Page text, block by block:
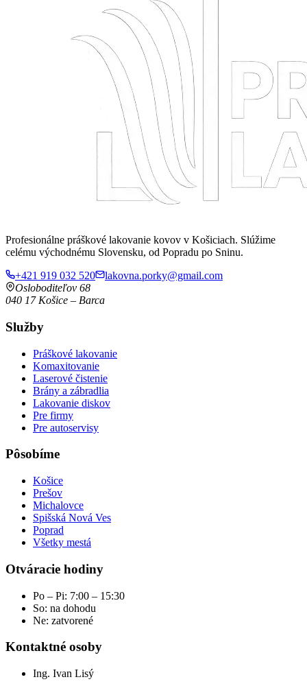
Profesionálne práškové lakovanie kovov v Košiciach. Slúžime
celému východnému Slovensku, od Popradu po Sninu.
+421 919 032 520
lakovna.porky@gmail.com
Osloboditeľov 68
040 17 Košice – Barca
Služby
Práškové lakovanie
Komaxitovanie
Laserové čistenie
Brány a zábradlia
Lakovanie diskov
Pre firmy
Pre autoservisy
Pôsobíme
Košice
Prešov
Michalovce
Spišská Nová Ves
Poprad
Všetky mestá
Otváracie hodiny
Po – Pi: 7:00 – 15:30
So: na dohodu
Ne: zatvorené
Kontaktné osoby
Ing. Ivan Lisý